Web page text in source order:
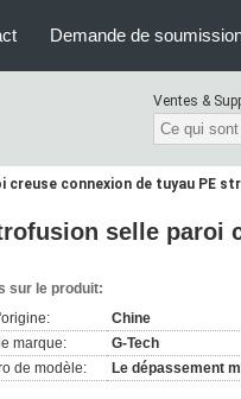
Demande de
Ventes &
connexion de tuyau PE
selle paroi
sur le produit:
Chine
marque:
G-Tech
de modèle:
Le dépassement